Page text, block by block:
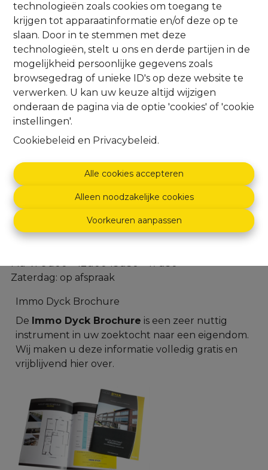
technologieën zoals cookies om toegang te
krijgen tot apparaatinformatie en/of deze op te
slaan. Door in te stemmen met deze
technologieën, stelt u ons en derde partijen in de
mogelijkheid persoonlijke gegevens zoals
browsegedrag of unieke ID's op deze website te
verwerken. U kan uw keuze altijd wijzigen
onderaan de pagina via de optie 'cookies' of 'cookie
instellingen'.
Cookiebeleid en Privacybeleid .
Alle cookies accepteren
Alleen noodzakelijke cookies
Voorkeuren aanpassen
bestaat niet meer
Te koop Te huur
Dascottelei 152 - 2100 Deurne
03 366 30 60
info@immodyck.be
Ma-Vr 9u00 – 12u00 13u30 – 17u30
Zaterdag: op afspraak
Immo Dyck Brochure
De Immo Dyck Brochure is een zeer nuttig
instrument in uw zoektocht naar een eigendom.
Wij maken u deze informatie volledig gratis en
vrijblijvend hier over.